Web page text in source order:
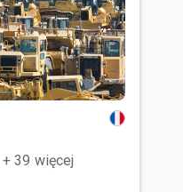
+ 39 więcej